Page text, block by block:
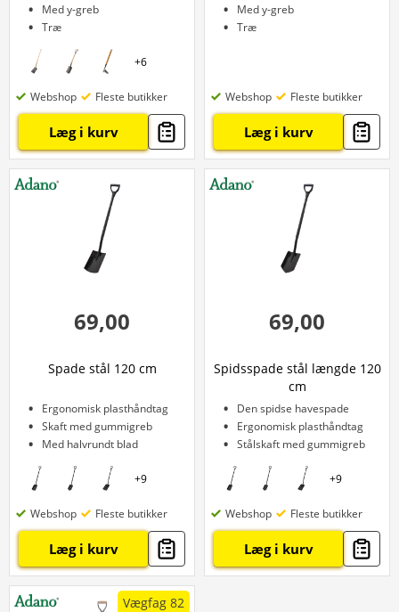
Med y-greb
Træ
+6
Webshop Fleste butikker
Læg i kurv
Med y-greb
Træ
Webshop Fleste butikker
Læg i kurv
69,00
Spade stål 120 cm
Ergonomisk plasthåndtag
Skaft med gummigreb
Med halvrundt blad
+9
Webshop Fleste butikker
Læg i kurv
69,00
Spidsspade stål længde 120
cm
Den spidse havespade
Ergonomisk plasthåndtag
Stålskaft med gummigreb
+9
Webshop Fleste butikker
Læg i kurv
Vægfag 82